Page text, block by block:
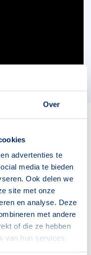
Over
advertenties te
media te bieden
Ook delen we
site met onze
en analyse. Deze
met andere
of die ze hebben
van hun services.